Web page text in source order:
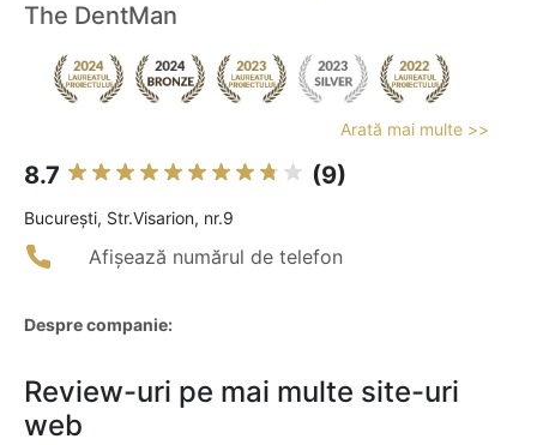
The DentMan
Arată mai multe >>
8.7 (9)
Bucureşti, Str.Visarion, nr.9
Afișează numărul de telefon
Despre companie:
Review-uri pe mai multe site-uri
web